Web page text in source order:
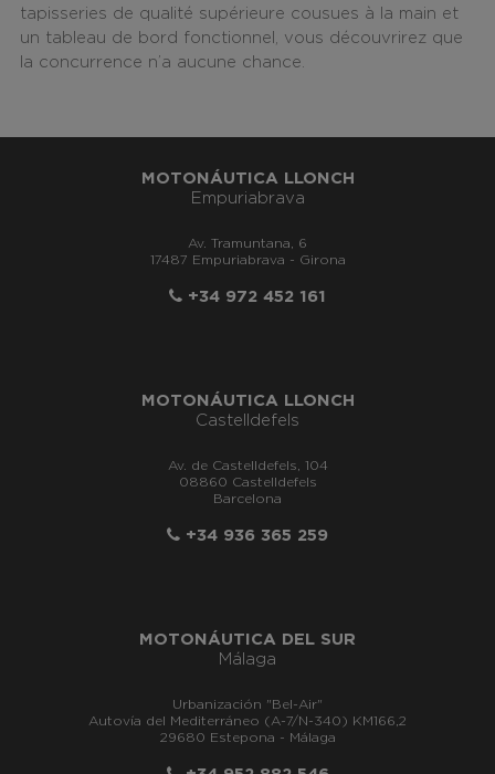
tapisseries de qualité supérieure cousues à la main et
un tableau de bord fonctionnel, vous découvrirez que
la concurrence n’a aucune chance.
MOTONÁUTICA LLONCH
Empuriabrava
Av. Tramuntana, 6
17487 Empuriabrava - Girona
+34 972 452 161
MOTONÁUTICA LLONCH
Castelldefels
Av. de Castelldefels, 104
08860 Castelldefels
Barcelona
+34 936 365 259
MOTONÁUTICA DEL SUR
Málaga
Urbanización "Bel-Air"
Autovía del Mediterráneo (A-7/N-340) KM166,2
29680 Estepona - Málaga